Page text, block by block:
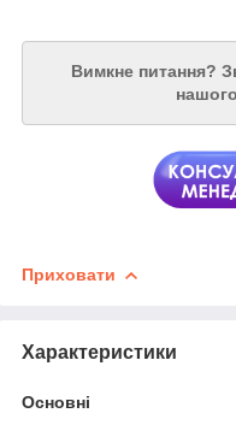
Вимкне питання?
Приховати
Характеристики
Основні